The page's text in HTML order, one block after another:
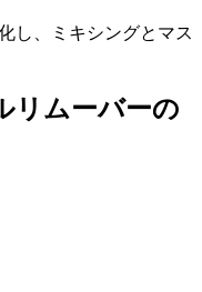
し、ミキシングとマス
リムーバーの